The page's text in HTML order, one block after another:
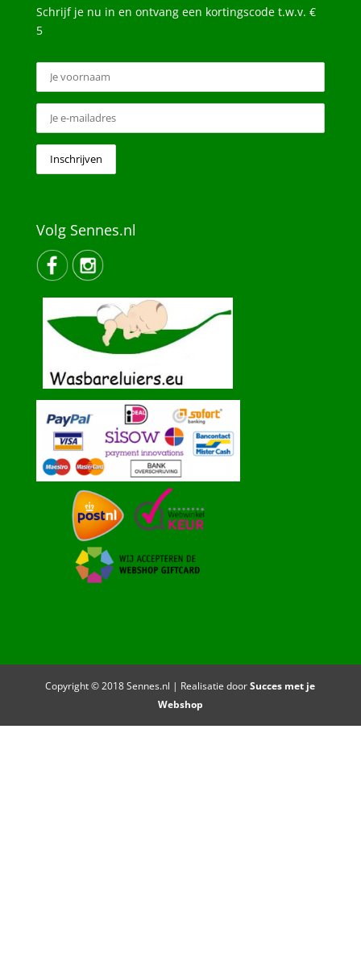
Schrijf je nu in en ontvang een kortingscode t.w.v. €
5
Volg Sennes.nl
Copyright © 2018 Sennes.nl | Realisatie doorSucces met je
Webshop